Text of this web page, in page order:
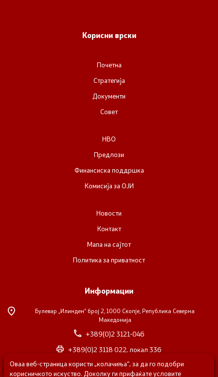
Корисни врски
Почетна
Стратегија
Документи
Совет
НВО
Предлози
Финансиска поддршка
Комисија за ОЈИ
Новости
Контакт
Мапа на сајтот
Политика за приватност
Информации
Булевар „Илинден“ број 2, 1000 Скопје, Република Северна
Македонија
+389(0)2 3121-046
+389(0)2 3118 022, локал 336
nvosorabotka@gs.gov.mk
Оваа веб-страница користи „колачиња“, за да го подобри
корисничкото искуство. Доколку ги прифаќате условите